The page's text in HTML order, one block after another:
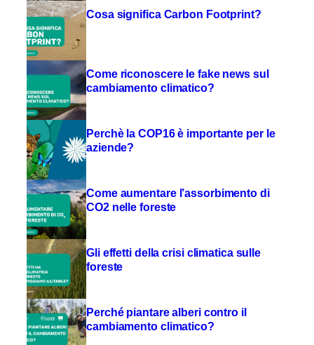
Cosa significa Carbon Footprint?
Come riconoscere le fake news sul
cambiamento climatico?
Perchè la COP16 è importante per le
aziende?
Come aumentare l’assorbimento di
CO2 nelle foreste
Gli effetti della crisi climatica sulle
foreste
Perché piantare alberi contro il
cambiamento climatico?